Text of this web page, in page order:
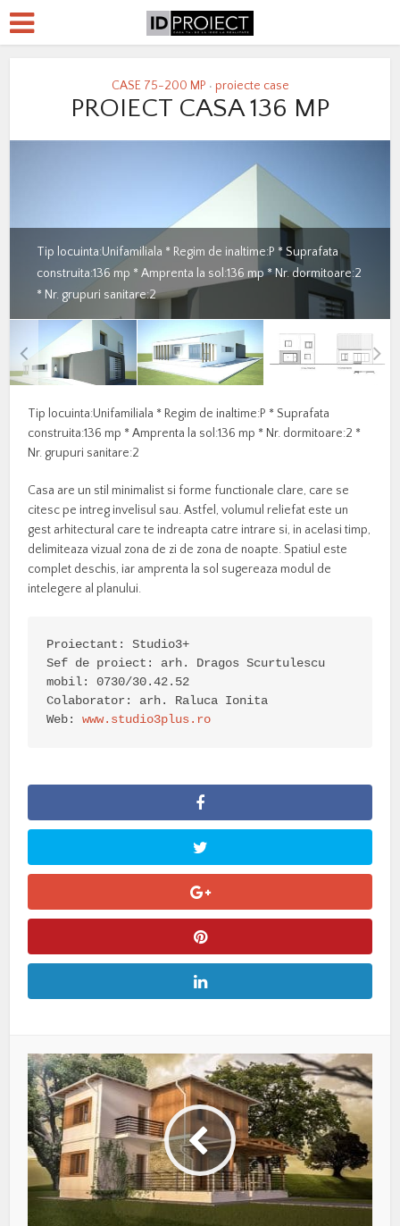
CASE 75-200 MP • proiecte case
PROIECT CASA 136 MP
Tip locuinta:Unifamiliala * Regim de inaltime:P * Suprafata
construita:136 mp * Amprenta la sol:136 mp * Nr. dormitoare:2
* Nr. grupuri sanitare:2
Tip locuinta:Unifamiliala * Regim de inaltime:P * Suprafata
construita:136 mp * Amprenta la sol:136 mp * Nr. dormitoare:2 *
Nr. grupuri sanitare:2
Casa are un stil minimalist si forme functionale clare, care se
citesc pe intreg invelisul sau. Astfel, volumul reliefat este un
gest arhitectural care te indreapta catre intrare si, in acelasi timp,
delimiteaza vizual zona de zi de zona de noapte. Spatiul este
complet deschis, iar amprenta la sol sugereaza modul de
intelegere al planului.
Proiectant: Studio3+
Sef de proiect: arh. Dragos Scurtulescu
mobil: 0730/30.42.52
Colaborator: arh. Raluca Ionita
Web: www.studio3plus.ro